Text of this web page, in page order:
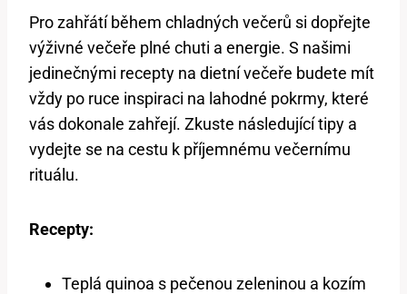
Pro zahřátí během chladných večerů si dopřejte
výživné večeře plné chuti a energie. S našimi
jedinečnými recepty na dietní večeře budete mít
vždy po ruce inspiraci na lahodné pokrmy, které
vás dokonale zahřejí. Zkuste následující tipy a
vydejte se na cestu k příjemnému večernímu
rituálu.
Recepty:
Teplá quinoa s pečenou zeleninou a kozím